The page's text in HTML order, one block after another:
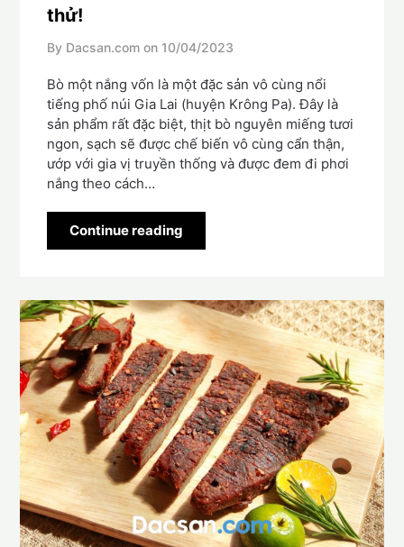
thử!
By Dacsan.com on 10/04/2023
Bò một nắng vốn là một đặc sản vô cùng nổi
tiếng phố núi Gia Lai (huyện Krông Pa). Đây là
sản phẩm rất đặc biệt, thịt bò nguyên miếng tươi
ngon, sạch sẽ được chế biến vô cùng cẩn thận,
ướp với gia vị truyền thống và được đem đi phơi
nắng theo cách…
Continue reading